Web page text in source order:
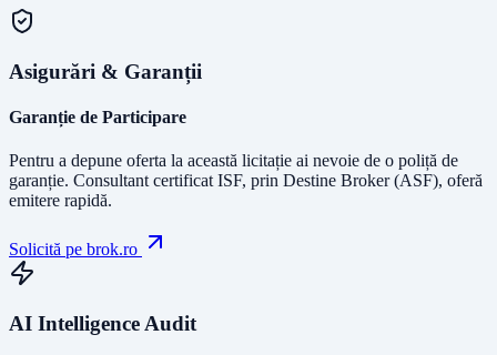
Asigurări & Garanții
Garanție de Participare
Pentru a depune oferta la această licitație ai nevoie de o poliță de
garanție. Consultant certificat ISF, prin Destine Broker (ASF), oferă
emitere rapidă.
Solicită pe brok.ro
AI Intelligence Audit